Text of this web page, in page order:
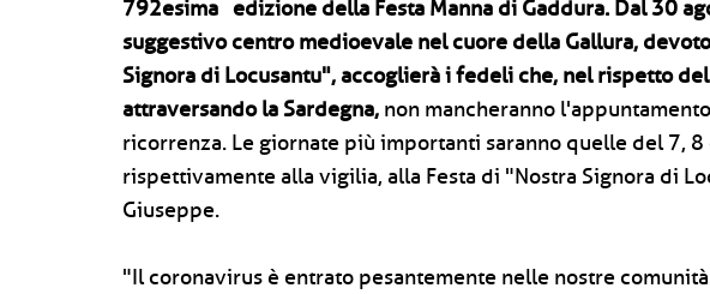
792esima edizione della Festa Manna di Gaddura. Dal 30
suggestivo centro medioevale nel cuore della Gallura,
Signora di Locusantu", accoglierà i fedeli che, nel rispetto
attraversando la Sardegna, non mancheranno
ricorrenza. Le giornate più importanti saranno quelle del 7,
rispettivamente alla vigilia, alla Festa di "Nostra Signora di
Giuseppe.
"Il coronavirus è entrato pesantemente nelle nostre